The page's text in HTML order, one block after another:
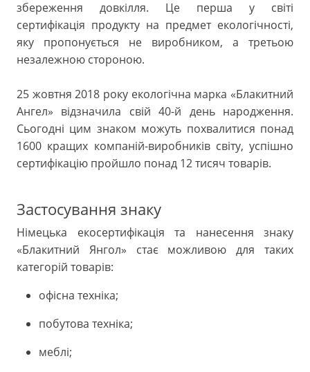
збереження довкілля. Це перша у світі
сертифікація продукту на предмет екологічності,
яку пропонується не виробником, а третьою
незалежною стороною.
25 жовтня 2018 року екологічна марка «Блакитний
Ангел» відзначила свій 40-й день народження.
Сьогодні цим знаком можуть похвалитися понад
1600 кращих компаній-виробників світу, успішно
сертифікацію пройшло понад 12 тисяч товарів.
Застосування знаку
Німецька екосертифікація та нанесення знаку
«Блакитний Янгол» стає можливою для таких
категорій товарів:
офісна техніка;
побутова техніка;
меблі;